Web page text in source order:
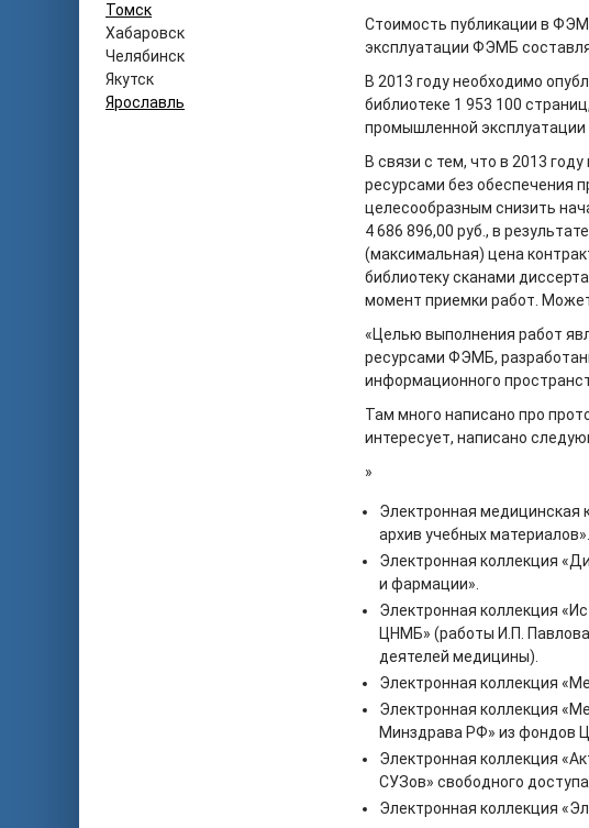
Томск
Хабаровск
Челябинск
Якутск
Ярославль
Стоимость публикации в
эксплуатации ФЭМБ
В 2013 году необходимо
библиотеке 1 953 100
промышленной
В связи с тем, что в 2013
ресурсами без обеспечения
целесообразным снизить
4 686 896,00 руб., в
(максимальная) цена
библиотеку сканами
момент приемки работ.
«Целью выполнения работ
ресурсами ФЭМБ,
информационного
Там много написано про
интересует, написано
»
Электронная медицинская
архив учебных материалов».
Электронная коллекция
и фармации».
Электронная коллекция
ЦНМБ» (работы И.П.
деятелей медицины).
Электронная коллекция
Электронная коллекция
Минздрава РФ» из фондов
Электронная коллекция
СУЗов» свободного
Электронная коллекция